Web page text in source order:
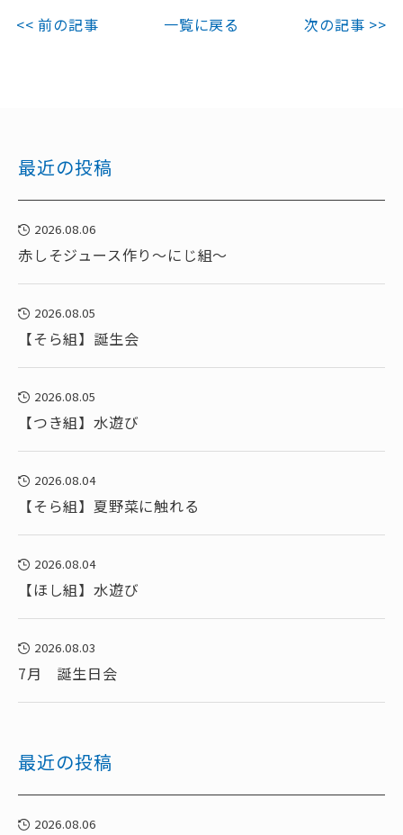
<< 前の記事 一覧に戻る 次の記事 >>
最近の投稿
2026.08.06
赤しそジュース作り～にじ組～
2026.08.05
【そら組】誕生会
2026.08.05
【つき組】水遊び
2026.08.04
【そら組】夏野菜に触れる
2026.08.04
【ほし組】水遊び
2026.08.03
7月 誕生日会
最近の投稿
2026.08.06